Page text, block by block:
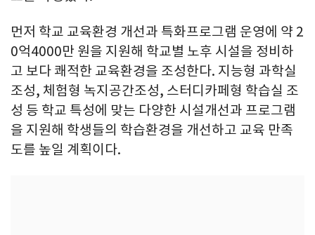
먼저 학교 교육환경 개선과 특화프로그램 운영에 약 2
0억4000만 원을 지원해 학교별 노후 시설을 정비하
고 보다 쾌적한 교육환경을 조성한다. 지능형 과학실
조성, 체험형 녹지공간조성, 스터디카페형 학습실 조
성 등 학교 특성에 맞는 다양한 시설개선과 프로그램
을 지원해 학생들의 학습환경을 개선하고 교육 만족
도를 높일 계획이다.